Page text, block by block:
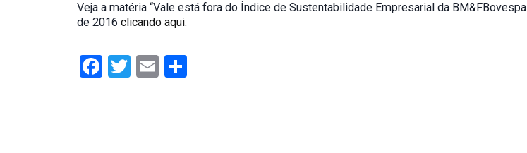
Veja a matéria “Vale está fora do Índice de Sustentabilidade Empresarial da BM&FBovespa
de 2016 clicando aqui.
Facebook
TwitterEmail